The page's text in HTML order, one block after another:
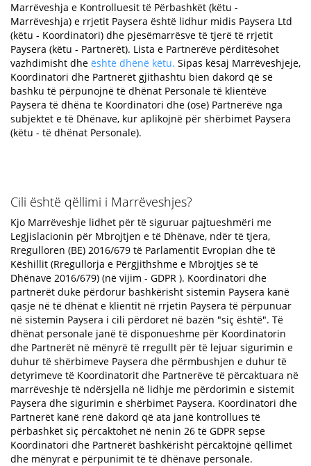
Marrëveshja e Kontrolluesit të Përbashkët (këtu -
Marrëveshja) e rrjetit Paysera është lidhur midis Paysera Ltd
(këtu - Koordinatori) dhe pjesëmarrësve të tjerë të rrjetit
Paysera (këtu - Partnerët). Lista e Partnerëve përditësohet
vazhdimisht dhe është dhënë këtu. Sipas kësaj Marrëveshjeje,
Koordinatori dhe Partnerët gjithashtu bien dakord që së
bashku të përpunojnë të dhënat Personale të klientëve
Paysera të dhëna te Koordinatori dhe (ose) Partnerëve nga
subjektet e të Dhënave, kur aplikojnë për shërbimet Paysera
(këtu - të dhënat Personale).
Cili është qëllimi i Marrëveshjes?
Kjo Marrëveshje lidhet për të siguruar pajtueshmëri me
Legjislacionin për Mbrojtjen e të Dhënave, ndër të tjera,
Rregulloren (BE) 2016/679 të Parlamentit Evropian dhe të
Këshillit (Rregullorja e Përgjithshme e Mbrojtjes së të
Dhënave 2016/679) (në vijim - GDPR ). Koordinatori dhe
partnerët duke përdorur bashkërisht sistemin Paysera kanë
qasje në të dhënat e klientit në rrjetin Paysera të përpunuar
në sistemin Paysera i cili përdoret në bazën "siç është". Të
dhënat personale janë të disponueshme për Koordinatorin
dhe Partnerët në mënyrë të rregullt për të lejuar sigurimin e
duhur të shërbimeve Paysera dhe përmbushjen e duhur të
detyrimeve të Koordinatorit dhe Partnerëve të përcaktuara në
marrëveshje të ndërsjella në lidhje me përdorimin e sistemit
Paysera dhe sigurimin e shërbimet Paysera. Koordinatori dhe
Partnerët kanë rënë dakord që ata janë kontrollues të
përbashkët siç përcaktohet në nenin 26 të GDPR sepse
Koordinatori dhe Partnerët bashkërisht përcaktojnë qëllimet
dhe mënyrat e përpunimit të të dhënave personale.